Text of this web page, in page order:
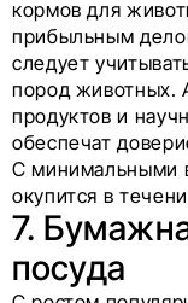
кормов для
прибыльным
следует
пород животных.
продуктов и
обеспечат
С минимальными
окупится в
7.
посуда